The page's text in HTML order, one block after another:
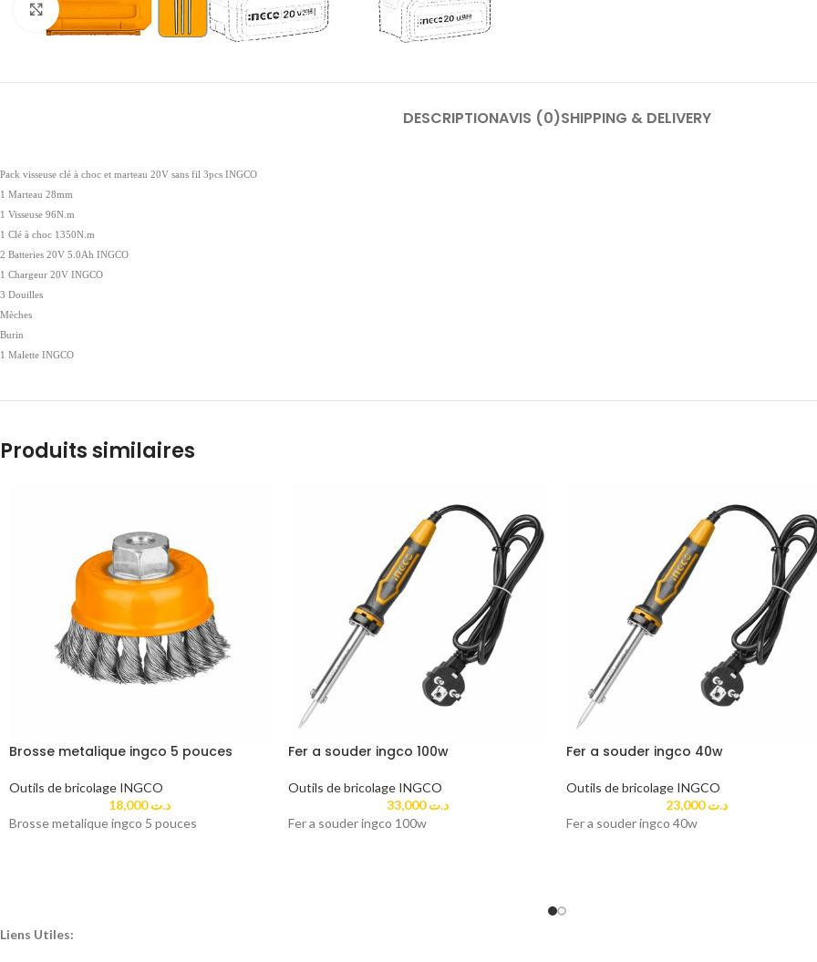
Click to enlarge
DESCRIPTIONAVIS (0)SHIPPING & DELIVERY
Pack visseuse clé à choc et marteau 20V sans fil 3pcs INGCO
1 Marteau 28mm
1 Visseuse 96N.m
1 Clé à choc 1350N.m
2 Batteries 20V 5.0Ah INGCO
1 Chargeur 20V INGCO
3 Douilles
Mèches
Burin
1 Malette INGCO
Produits similaires
Brosse metalique ingco 5 pouces
Outils de bricolage INGCO
د.ت18,000
Brosse metalique ingco 5 pouces
Fer a souder ingco 100w
Outils de bricolage INGCO
د.ت33,000
Fer a souder ingco 100w
Fer a souder ingco 40w
Outils de bricolage INGCO
د.ت23,000
Fer a souder ingco 40w
Liens Utiles: